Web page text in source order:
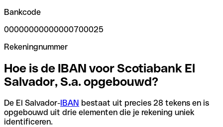
Bankcode
00000000000000700025
Rekeningnummer
Hoe is de IBAN voor Scotiabank El
Salvador, S.a. opgebouwd?
De El Salvador-IBAN bestaat uit precies 28 tekens en is
opgebouwd uit drie elementen die je rekening uniek
identificeren.